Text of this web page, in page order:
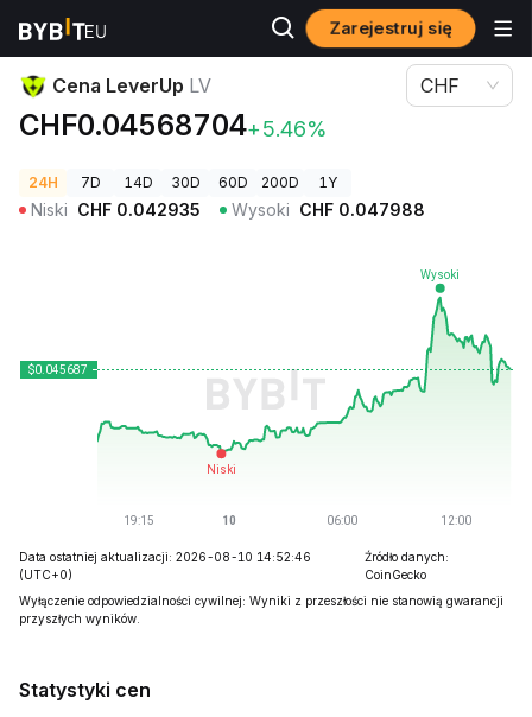
Zarejestruj się
Ceny kryptowalut Cena LeverUp LV
Cena LeverUp LV
CHF0.04568704+5.46%
CHF
24H 7D 14D 30D 60D 200D 1Y
Niski CHF 0.042935 Wysoki CHF 0.047988
Data ostatniej aktualizacji: 2026-08-10 14:52:46
(UTC+0)
Źródło danych:
CoinGecko
Wyłączenie odpowiedzialności cywilnej: Wyniki z przeszłości nie stanowią gwarancji
przyszłych wyników.
Statystyki cen